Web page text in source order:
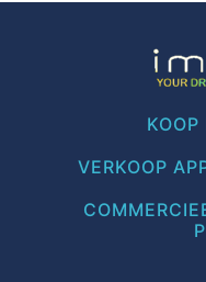
KOOP
VERKOOP